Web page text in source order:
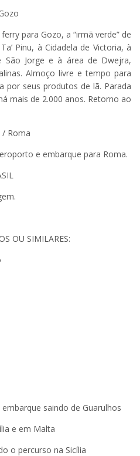
para Gozo, a “irmã verde” de
Pinu, à Cidadela de Victoria, à
São Jorge e à área de Dwejra,
Almoço livre e tempo para
por seus produtos de lã. Parada
mais de 2.000 anos. Retorno ao
/ Roma
e embarque para Roma.
OU SIMILARES:
saindo de Guarulhos
e em Malta
o percurso na Sicília